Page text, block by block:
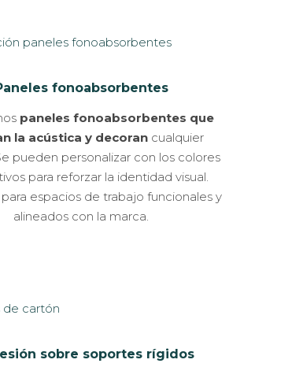
fonoabsorbentes
paneles fonoabsorbentes que
la acústica y decoran cualquier
pueden personalizar con los colores
para reforzar la identidad visual.
espacios de trabajo funcionales y
alineados con la marca.
sobre soportes rígidos